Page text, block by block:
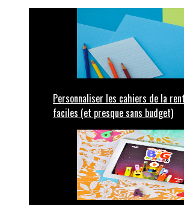
Personnaliser les cahiers de la
faciles (et presque sans budget)